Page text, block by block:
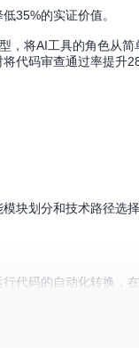
35%的实证价值。
，将AI工具的角色从简
代码审查通过率提升
块划分和技术路径选
代码的自动化转换，